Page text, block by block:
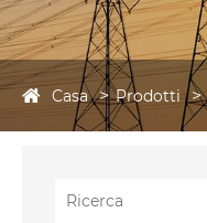
Casa Prodotti